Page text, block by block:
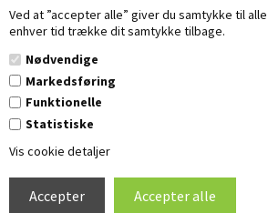
Ved at ”accepter alle” giver du samtykke til
enhver tid trække dit samtykke tilbage.
Nødvendige
Markedsføring
Funktionelle
Statistiske
Vis cookie detaljer
Design af Dandodesign